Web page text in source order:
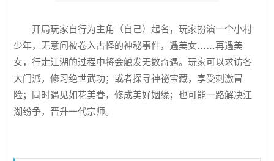
开局玩家自行为主角（自己）起名，玩家扮演一个小村
少年，无意间被卷入古怪的神秘事件，遇美女……再遇美
女，行走江湖的过程中将会触发无数奇遇。玩家可以求访各
大门派，修习绝世武功；或者探寻神祕宝藏，享受刺激冒
险；同时遇见如花美眷，修成美好姻缘；也可能一路解决江
湖纷争，晋升一代宗师。